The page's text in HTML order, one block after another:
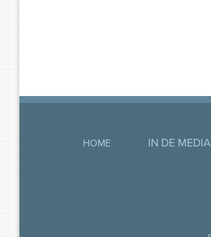
HOME IN DE MEDIA